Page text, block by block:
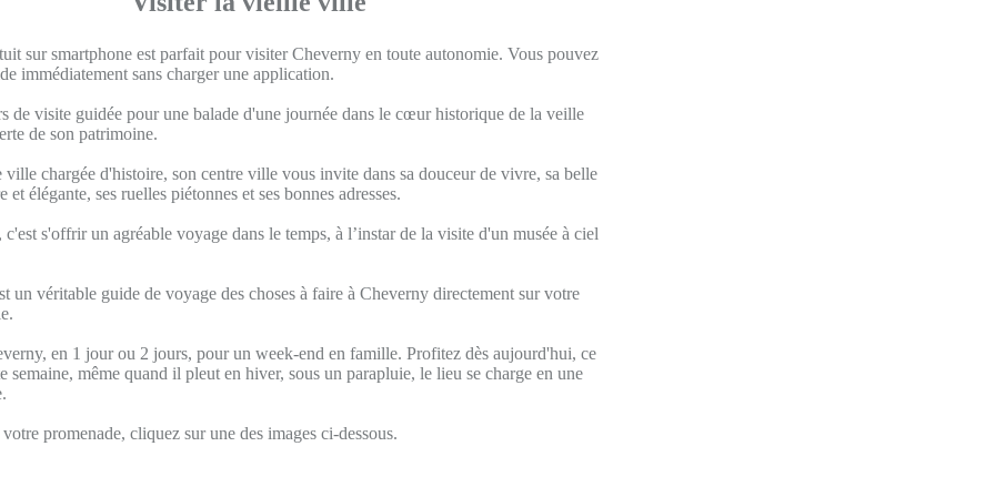
sur smartphone est parfait pour visiter Cheverny en toute autonomie. Vous pouvez
immédiatement sans charger une application.
de visite guidée pour une balade d'une journée dans le cœur historique de la veille
de son patrimoine.
ville chargée d'histoire, son centre ville vous invite dans sa douceur de vivre, sa belle
et élégante, ses ruelles piétonnes et ses bonnes adresses.
s'offrir un agréable voyage dans le temps, à l’instar de la visite d'un musée à ciel
un véritable guide de voyage des choses à faire à Cheverny directement sur votre
en 1 jour ou 2 jours, pour un week-end en famille. Profitez dès aujourd'hui, ce
semaine, même quand il pleut en hiver, sous un parapluie, le lieu se charge en une
promenade, cliquez sur une des images ci-dessous.